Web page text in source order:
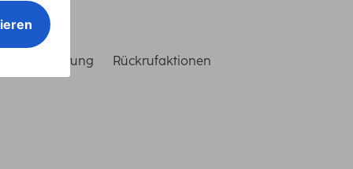
Rückrufaktionen